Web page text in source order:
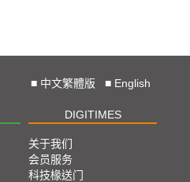
■ 中文繁體版 ■ English
DIGITIMES
关于我们
会员服务
科技椽送门